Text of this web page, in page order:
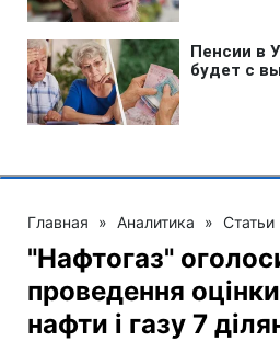
Главная » Аналитика » Статьи
"Нафтогаз"
проведення
нафти і газу 7